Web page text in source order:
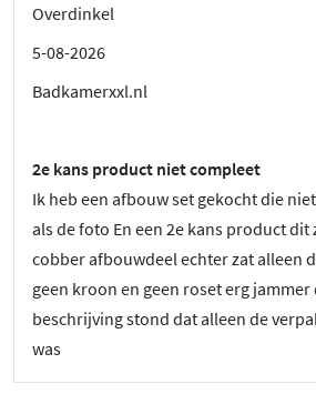
Overdinkel
5-08-2026
Badkamerxxl.nl
2e kans product niet compleet
Ik heb een afbouw set gekocht die
als de foto En een 2e kans product dit
cobber afbouwdeel echter zat alleen
geen kroon en geen roset erg jammer
beschrijving stond dat alleen de
was